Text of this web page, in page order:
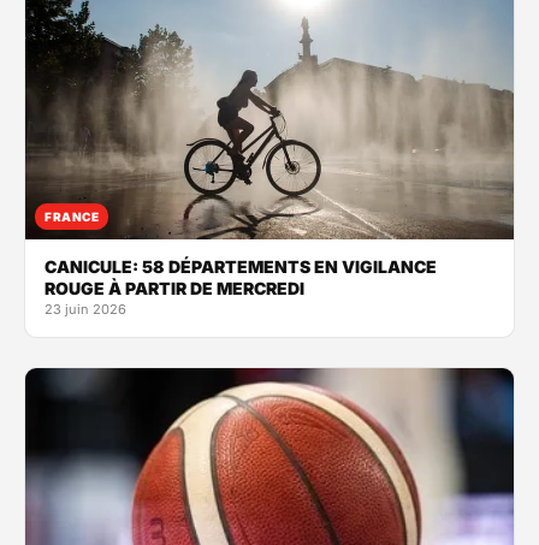
FRANCE
CANICULE: 58 DÉPARTEMENTS EN VIGILANCE
ROUGE À PARTIR DE MERCREDI
23 juin 2026